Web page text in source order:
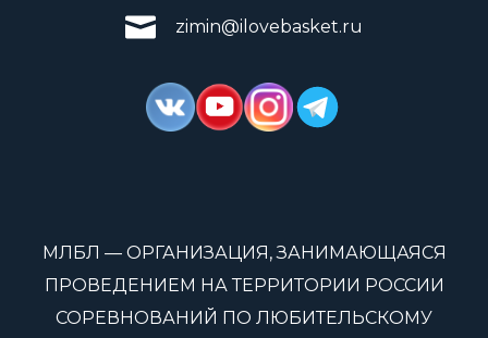
zimin@ilovebasket.ru
МЛБЛ — ОРГАНИЗАЦИЯ, ЗАНИМАЮЩАЯСЯ
ПРОВЕДЕНИЕМ НА ТЕРРИТОРИИ РОССИИ
СОРЕВНОВАНИЙ ПО ЛЮБИТЕЛЬСКОМУ